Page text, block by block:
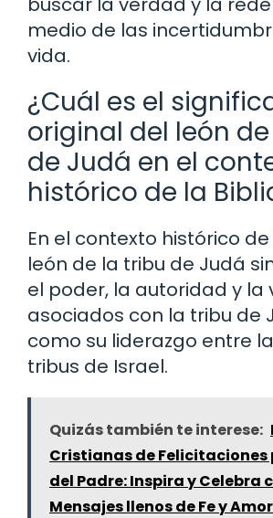
medio de las
vida.
¿Cuál es el
original del león
de Judá en el
histórico de la
En el contexto histórico de
león de la tribu de Judá
el poder, la autoridad y la
asociados con la tribu de
como su liderazgo entre
tribus de Israel.
Quizás también te interese:
Cristianas de Felicitaciones
del Padre: Inspira y Celebra
Mensajes llenos de Fe y Amor